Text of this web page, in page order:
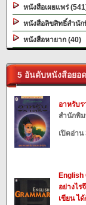
หนังสือเผยแพร่
หนังสือลิขสิทธิ์สำนั
หนังสือหายาก (40)
5 อันดับหนังสือยอ
อาหรับร
สำนักพิ
เปิดอ่าน
English
อย่างไร
เขียน ไ